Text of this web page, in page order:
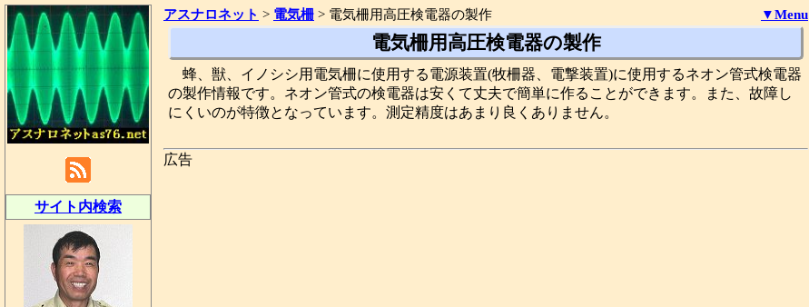
アスナロネット > 電気柵 > 電気柵用高圧検電器の製作 ▼Menu
電気柵用高圧検電器の製作
蜂、獣、イノシシ用電気柵に使用する電源装置(牧柵器、電撃装置)に使用するネオン管式検電器
の製作情報です。ネオン管式の検電器は安くて丈夫で簡単に作ることができます。また、故障し
にくいのが特徴となっています。測定精度はあまり良くありません。
広告
サイト内検索